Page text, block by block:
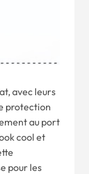
avec leurs
protection
au port
cool et
pour les